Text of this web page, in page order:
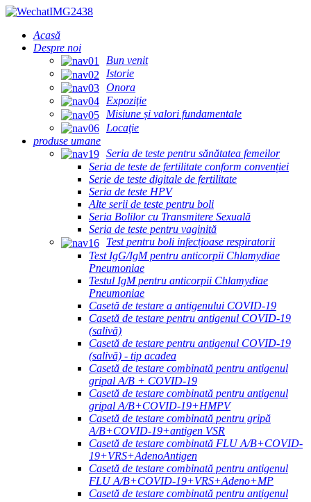
Acasă
Despre noi
Bun venit
Istorie
Onora
Expoziţie
Misiune și valori fundamentale
Locaţie
produse umane
Seria de teste pentru sănătatea femeilor
Seria de teste de fertilitate conform convenției
Serie de teste digitale de fertilitate
Seria de teste HPV
Alte serii de teste pentru boli
Seria Bolilor cu Transmitere Sexuală
Seria de teste pentru vaginită
Test pentru boli infecțioase respiratorii
Test IgG/IgM pentru anticorpii Chlamydiae
Pneumoniae
Testul IgM pentru anticorpii Chlamydiae
Pneumoniae
Casetă de testare a antigenului COVID-19
Casetă de testare pentru antigenul COVID-19
(salivă)
Casetă de testare pentru antigenul COVID-19
(salivă) - tip acadea
Casetă de testare combinată pentru antigenul
gripal A/B + COVID-19
Casetă de testare combinată pentru antigenul
gripal A/B+COVID-19+HMPV
Casetă de testare combinată pentru gripă
A/B+COVID-19+antigen VSR
Casetă de testare combinată FLU A/B+COVID-
19+VRS+AdenoAntigen
Casetă de testare combinată pentru antigenul
FLU A/B+COVID-19+VRS+Adeno+MP
Casetă de testare combinată pentru antigenul